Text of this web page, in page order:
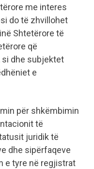
me interes
do të zhvillohet
Shtetërore të
që
si dhe subjektet
e
për shkëmbimin
të
juridik të
dhe sipërfaqeve
e tyre në regjistrat